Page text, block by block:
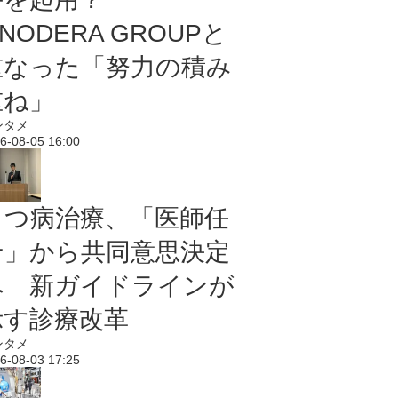
GROUPと
った「努力の積み
」
タメ
08-05 16:00
病治療、「医師任
から共同意思決定
新ガイドラインが
診療改革
タメ
08-03 17:25